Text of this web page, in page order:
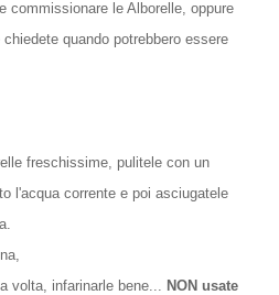
commissionare le Alborelle, oppure
quando potrebbero essere
freschissime, pulitele con un
l'acqua corrente e poi asciugatele
volta, infarinarle bene... NON usate